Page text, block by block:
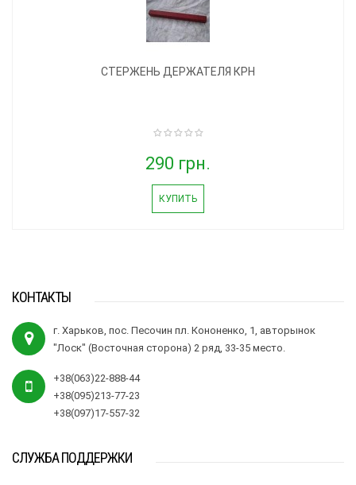
СТЕРЖЕНЬ ДЕРЖАТЕЛЯ КРН
290 грн.
КУПИТЬ
КОНТАКТЫ
г. Харьков, пос. Песочин пл. Кононенко, 1, авторынок
"Лоск" (Восточная сторона) 2 ряд, 33-35 место.
+38(063)22-888-44
+38(095)213-77-23
+38(097)17-557-32
СЛУЖБА ПОДДЕРЖКИ